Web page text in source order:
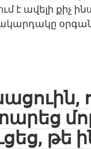
ավելի քիչ
թե